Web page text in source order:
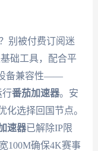
别被付费订阅迷
础工具，配合平
备兼容性——
行番茄加速器。安
化选择回国节点。
速器已解除IP限
100M确保4K赛事